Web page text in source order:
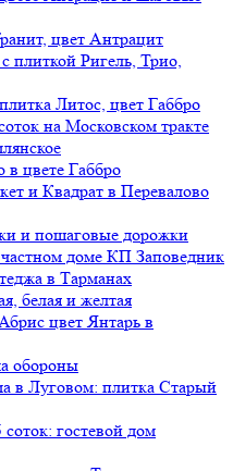
цвет Антрацит
Ригель, Трио,
Литос, цвет Габбро
на Московском тракте
в цвете Габбро
и Квадрат в Перевалово
и пошаговые дорожки
доме КП Заповедник
в Тарманах
белая и желтая
цвет Янтарь в
обороны
в Луговом: плитка Старый
гостевой дом